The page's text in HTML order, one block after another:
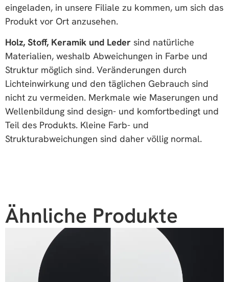
eingeladen, in unsere Filiale zu kommen, um sich das
Produkt vor Ort anzusehen.
Holz, Stoff, Keramik und Leder sind natürliche
Materialien, weshalb Abweichungen in Farbe und
Struktur möglich sind. Veränderungen durch
Lichteinwirkung und den täglichen Gebrauch sind
nicht zu vermeiden. Merkmale wie Maserungen und
Wellenbildung sind design- und komfortbedingt und
Teil des Produkts. Kleine Farb- und
Strukturabweichungen sind daher völlig normal.
Ähnliche Produkte